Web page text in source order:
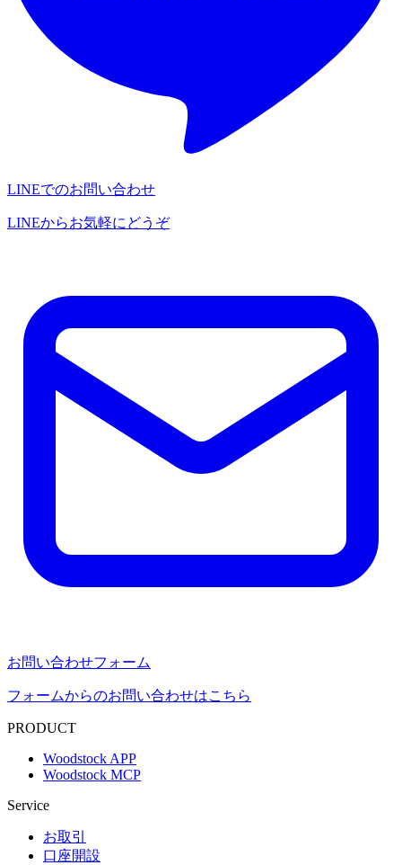
LINEでのお問い合わせ
LINEからお気軽にどうぞ
お問い合わせフォーム
フォームからのお問い合わせはこちら
PRODUCT
Woodstock APP
Woodstock MCP
Service
お取引
口座開設